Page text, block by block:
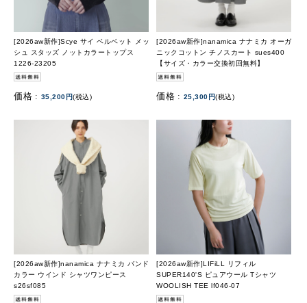
[2026aw新作]Scye サイ ベルベット メッ
シュ スタッズ ノットカラートップス
1226-23205
価格 : 35,200円(税込)
[2026aw新作]nanamica ナナミカ オーガ
ニックコットン チノスカート sues400
【サイズ・カラー交換初回無料】
価格 : 25,300円(税込)
[2026aw新作]nanamica ナナミカ バンド
カラー ウインド シャツワンピース
s26sf085
[2026aw新作]LIFiLL リフィル
SUPER140'S ピュアウール Tシャツ
WOOLISH TEE lf046-07